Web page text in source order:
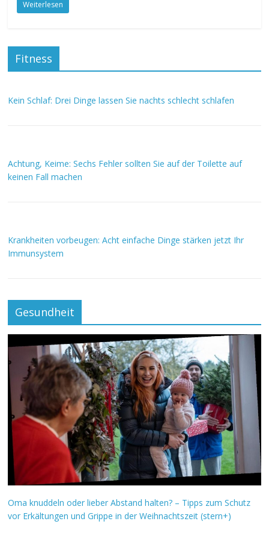
Weiterlesen
Fitness
Kein Schlaf: Drei Dinge lassen Sie nachts schlecht schlafen
Achtung, Keime: Sechs Fehler sollten Sie auf der Toilette auf
keinen Fall machen
Krankheiten vorbeugen: Acht einfache Dinge stärken jetzt Ihr
Immunsystem
Gesundheit
Oma knuddeln oder lieber Abstand halten? – Tipps zum Schutz
vor Erkältungen und Grippe in der Weihnachtszeit (stern+)